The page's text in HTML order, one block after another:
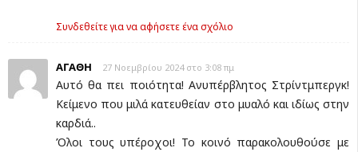
Συνδεθείτε για να αφήσετε ένα σχόλιο
ΑΓΑΘΗ 27 Νοεμβρίου 2024 στο 3:08 πμ
Αυτό θα πει ποιότητα! Ανυπέρβλητος Στρίντμπεργκ!
Κείμενο που μιλά κατευθείαν στο μυαλό και ιδίως στην
καρδιά..
Όλοι τους υπέροχοι! Το κοινό παρακολουθούσε με